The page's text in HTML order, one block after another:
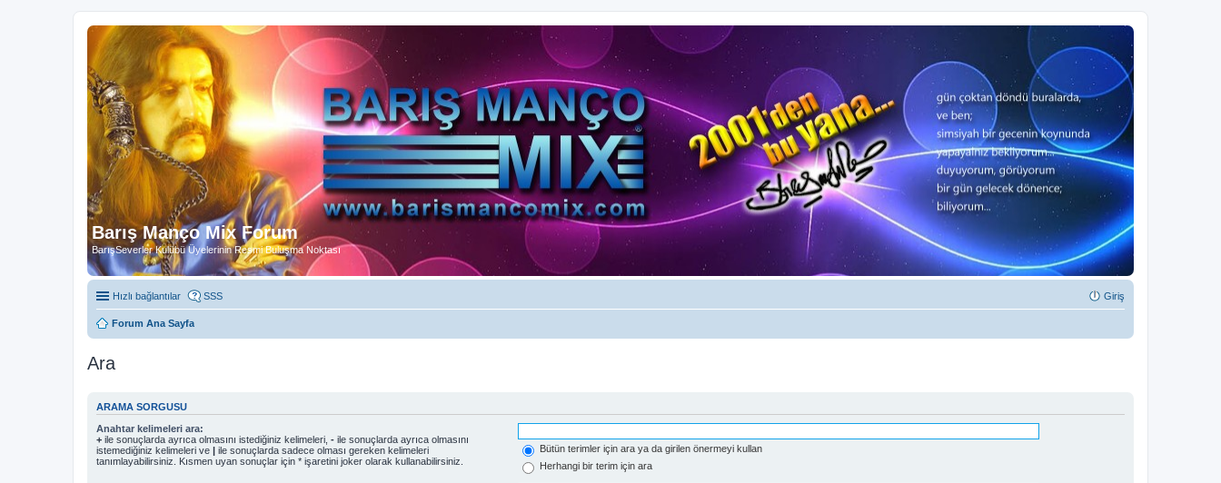
Barış Manço Mix Forum
BarışSeverler Kulübü Üyelerinin Resmi Buluşma Noktası
Hızlı bağlantılar SSS Giriş
Forum Ana Sayfa
Ara
ARAMA SORGUSU
Anahtar kelimeleri ara:
+ ile sonuçlarda ayrıca olmasını istediğiniz kelimeleri, - ile sonuçlarda ayrıca olmasını
istemediğiniz kelimeleri ve | ile sonuçlarda sadece olması gereken kelimeleri
tanımlayabilirsiniz. Kısmen uyan sonuçlar için * işaretini joker olarak kullanabilirsiniz.
Bütün terimler için ara ya da girilen önermeyi kullan
Herhangi bir terim için ara